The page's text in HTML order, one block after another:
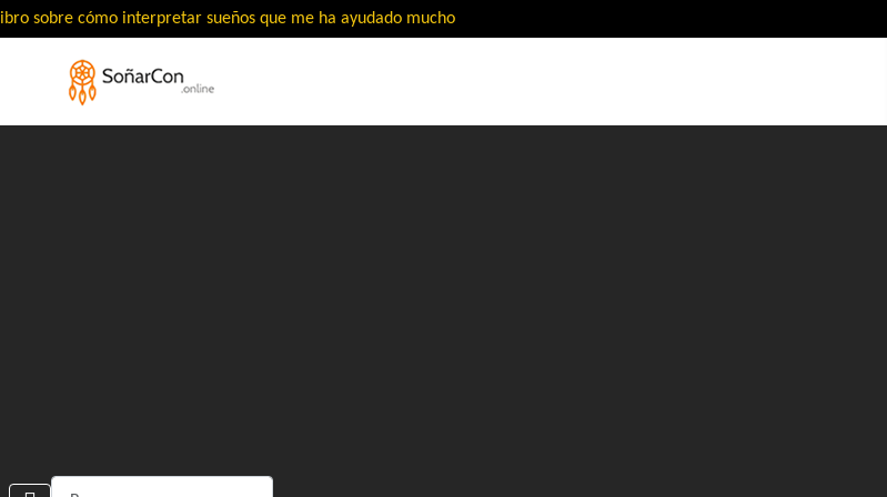
libro sobre cómo interpretar sueños que me ha ayudado mucho
Buscar